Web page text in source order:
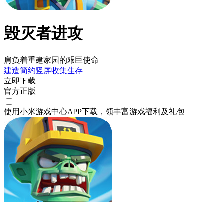
毁灭者进攻
肩负着重建家园的艰巨使命
建造简约竖屏收集生存
立即下载
官方正版
使用小米游戏中心APP下载 ，领丰富游戏福利 及礼包